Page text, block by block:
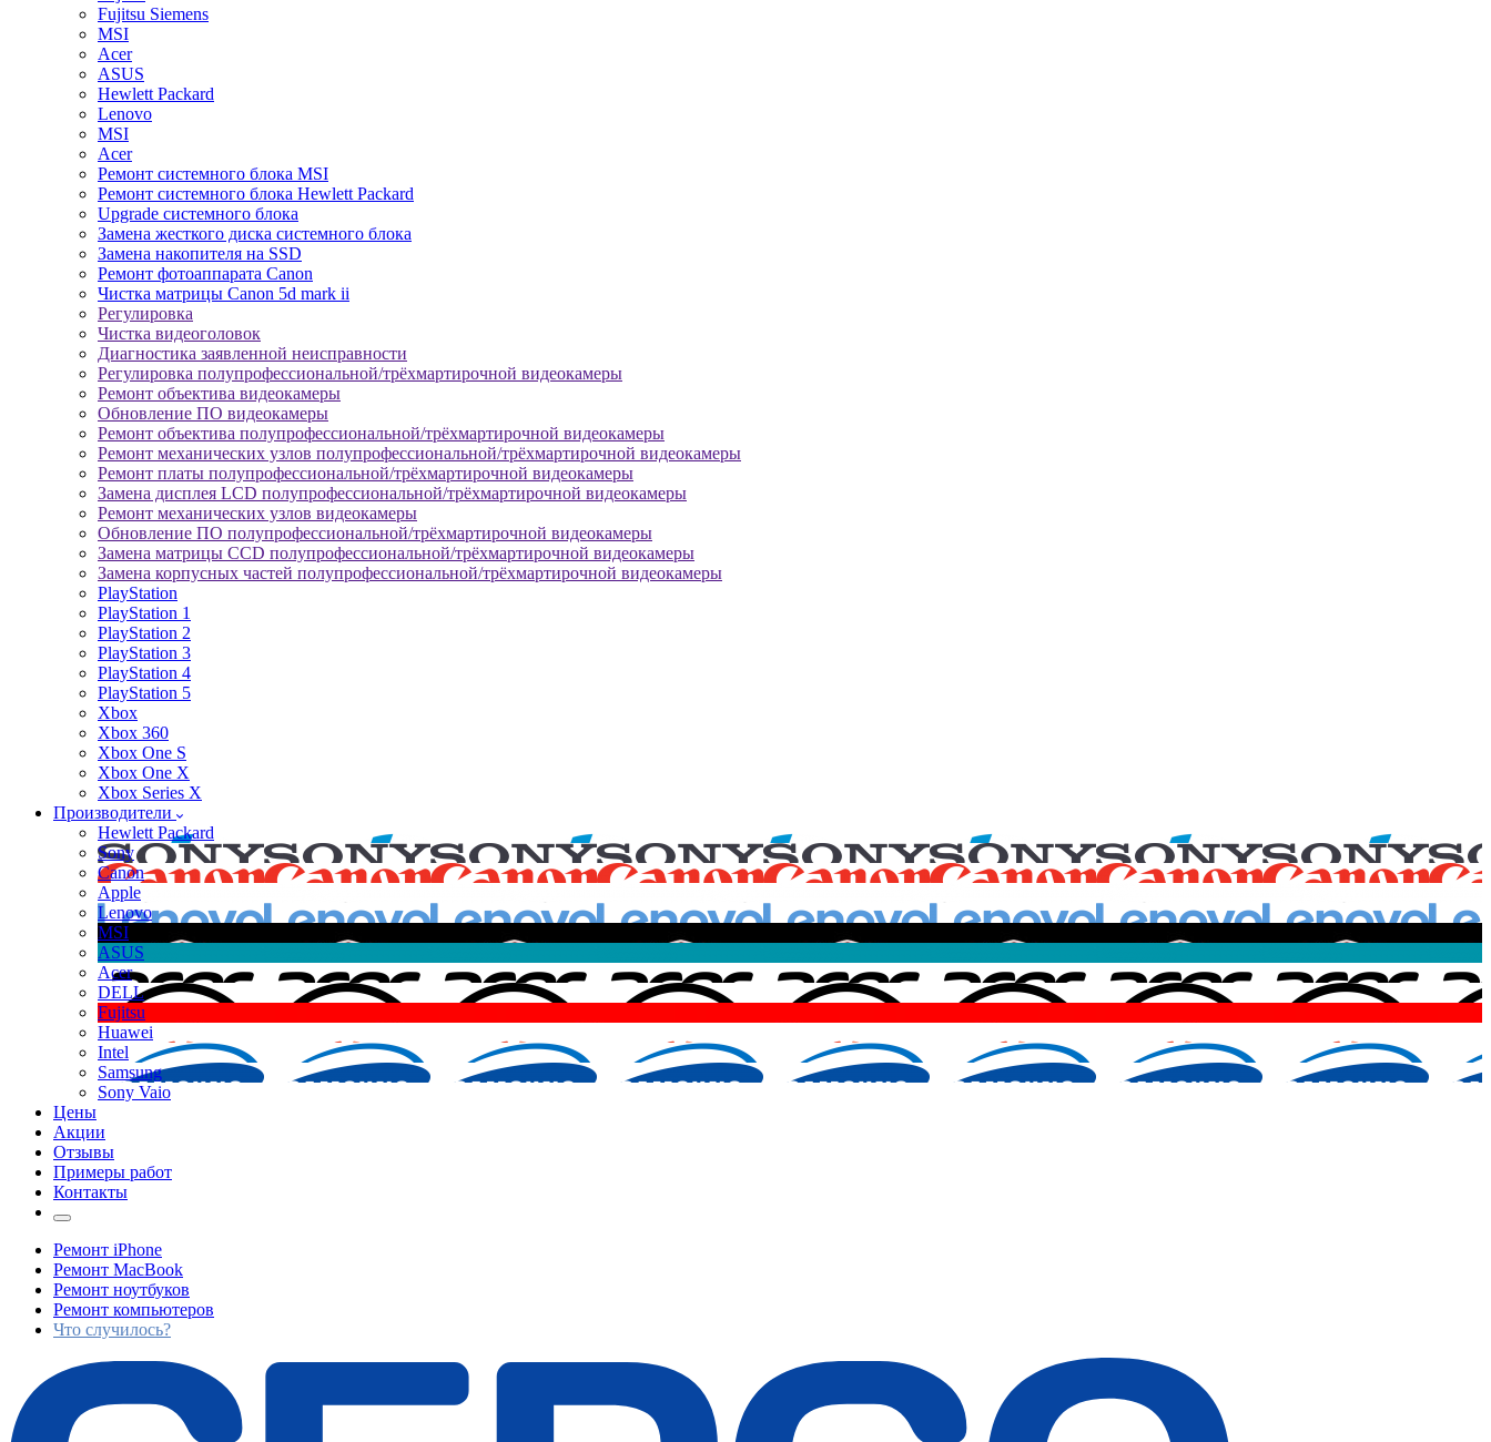
Fujitsu Siemens
MSI
Acer
ASUS
Hewlett Packard
Lenovo
MSI
Acer
Ремонт системного блока MSI
Ремонт системного блока Hewlett Packard
Upgrade системного блока
Замена жесткого диска системного блока
Замена накопителя на SSD
Ремонт фотоаппарата Canon
Чистка матрицы Canon 5d mark ii
Регулировка
Чистка видеоголовок
Диагностика заявленной неисправности
Регулировка полупрофессиональной/трёхмартирочной видеокамеры
Ремонт объектива видеокамеры
Обновление ПО видеокамеры
Ремонт объектива полупрофессиональной/трёхмартирочной видеокамеры
Ремонт механических узлов полупрофессиональной/трёхмартирочной видеокамеры
Ремонт платы полупрофессиональной/трёхмартирочной видеокамеры
Замена дисплея LCD полупрофессиональной/трёхмартирочной видеокамеры
Ремонт механических узлов видеокамеры
Обновление ПО полупрофессиональной/трёхмартирочной видеокамеры
Замена матрицы CCD полупрофессиональной/трёхмартирочной видеокамеры
Замена корпусных частей полупрофессиональной/трёхмартирочной видеокамеры
PlayStation
PlayStation 1
PlayStation 2
PlayStation 3
PlayStation 4
PlayStation 5
Xbox
Xbox 360
Xbox One S
Xbox One X
Xbox Series X
Производители
Hewlett Packard
Sony
Canon
Apple
Lenovo
MSI
ASUS
Acer
DELL
Fujitsu
Huawei
Intel
Samsung
Sony Vaio
Цены
Акции
Отзывы
Примеры работ
Контакты
Ремонт iPhone
Ремонт MacBook
Ремонт ноутбуков
Ремонт компьютеров
Что случилось?